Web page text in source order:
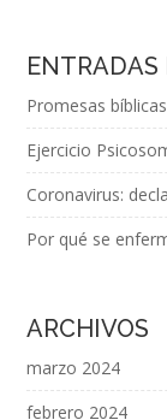
ENTRADAS
Promesas bíblicas
Ejercicio
Coronavirus:
Por qué se
ARCHIVOS
marzo 2024
febrero 2024